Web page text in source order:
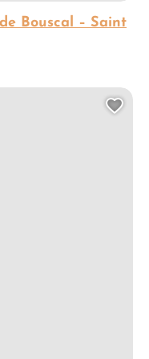
Bouscal – Saint
d’Aveyron